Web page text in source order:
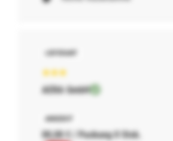
AERA GmbH
00,00 € / Packung 0 Stck.